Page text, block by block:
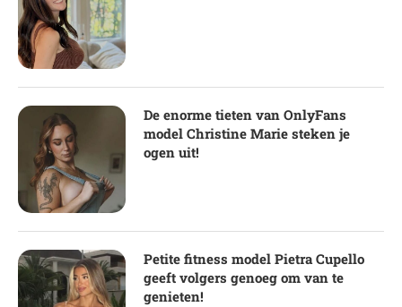
De enorme tieten van OnlyFans
model Christine Marie steken je
ogen uit!
Petite fitness model Pietra Cupello
geeft volgers genoeg om van te
genieten!